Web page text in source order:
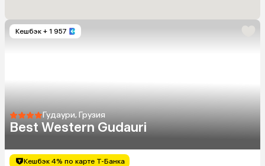
Кешбэк + 1 957
Гудаури, Грузия
Best Western Gudauri
Кешбэк 4% по карте Т-Банка